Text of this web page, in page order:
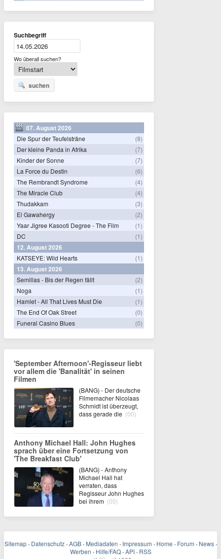
Suchbegriff
Wo überall suchen?
suchen
07. August 2026
Die Spur der Teufelsträne
(8)
Der kleine Panda in Afrika
(7)
Kinder der Sonne
(7)
La Force du Destin
(6)
The Rembrandt Syndrome
(4)
The Miracle Club
(4)
Thudakkam
(3)
El Gawahergy
(2)
Yaar Jigree Kasooti Degree - The Film
(1)
DC
(1)
12. August 2026
KATSEYE: Wild Hearts (1)
13. August 2026
Semillas - Bis der Regen fällt
(2)
Noga
(1)
Hamlet - All That Lives Must Die
(1)
The End Of Oak Street
(0)
Funeral Casino Blues
(0)
'September Afternoon'-Regisseur liebt
vor allem die 'Banalität' in seinen
Filmen
(BANG) - Der deutsche
Filmemacher Nicolaas
Schmidt ist überzeugt,
dass gerade die (00)
Anthony Michael Hall: John Hughes
sprach über eine Fortsetzung von
'The Breakfast Club'
(BANG) - Anthony
Michael Hall hat
verraten, dass
Regisseur John Hughes
bei ihrem (00)
Sitemap · Datenschutz · AGB · Mediadaten · Impressum · Home · Forum · News ·
Werben · Hilfe/FAQ · API · RSS